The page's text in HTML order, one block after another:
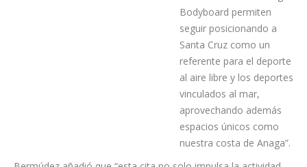
Bermúdez, destacó que
“eventos como el Anaga
Bodyboard permiten
seguir posicionando a
Santa Cruz como un
referente para el deporte
al aire libre y los deportes
vinculados al mar,
aprovechando además
espacios únicos como